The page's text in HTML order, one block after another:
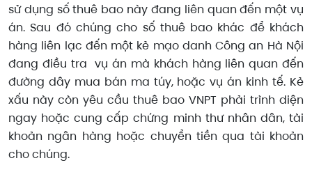
sử dụng số thuê bao này đang liên quan đến một vụ
án. Sau đó chúng cho số thuê bao khác để khách
hàng liên lạc đến một kẻ mạo danh Công an Hà Nội
đang điều tra vụ án mà khách hàng liên quan đến
đường dây mua bán ma túy, hoặc vụ án kinh tế. Kẻ
xấu này còn yêu cầu thuê bao VNPT phải trình diện
ngay hoặc cung cấp chứng minh thư nhân dân, tài
khoản ngân hàng hoặc chuyển tiền qua tài khoản
cho chúng.